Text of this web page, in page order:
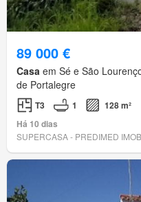
89 000 €
Casa em Sé e São
de Portalegre
T3 1
128 m²
Há 10 dias
SUPERCASA - PREDIMED